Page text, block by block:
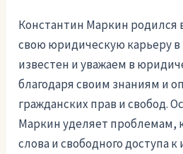
Константин Маркин родился
свою юридическую карьеру в
известен и уважаем в
благодаря своим знаниям и
гражданских прав и свобод.
Маркин уделяет проблемам,
слова и свободного доступа